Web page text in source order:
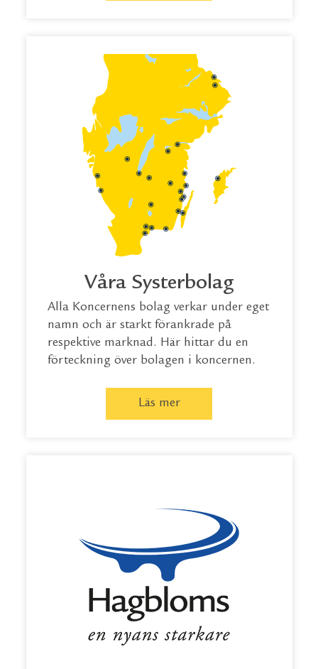
Våra Systerbolag
Alla Koncernens bolag verkar under eget
namn och är starkt förankrade på
respektive marknad. Här hittar du en
förteckning över bolagen i koncernen.
Läs mer